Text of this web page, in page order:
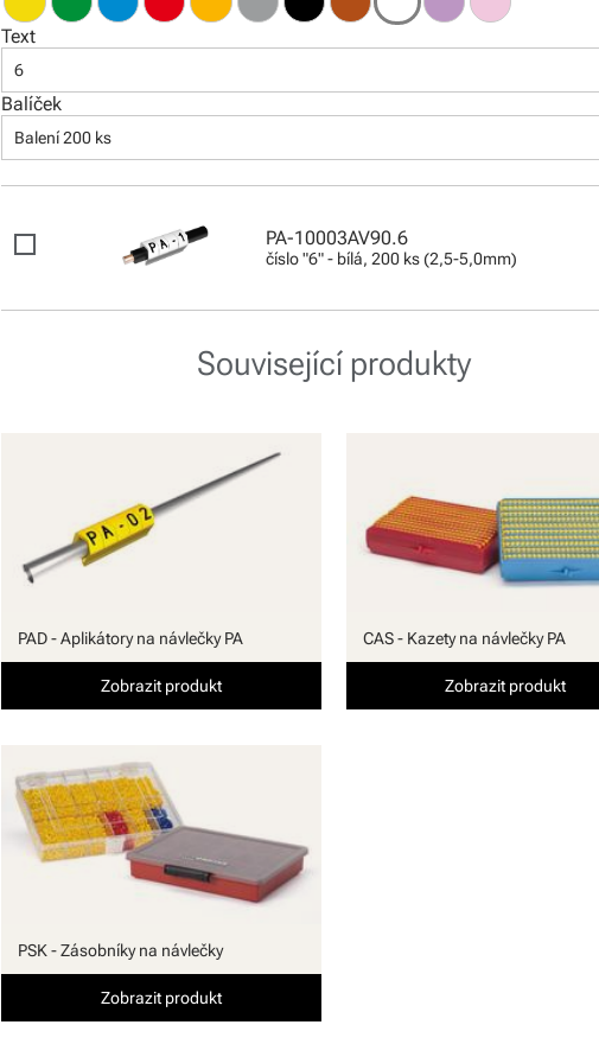
Text
6
Balíček
Balení 200 ks
PA-10003AV90.6
číslo "6" - bílá, 200 ks (2,5-5,0mm)
Související produkty
PAD - Aplikátory na návlečky PA
Zobrazit produkt
CAS - Kazety na návlečky PA
Zobrazit produkt
PSK - Zásobníky na návlečky
Zobrazit produkt